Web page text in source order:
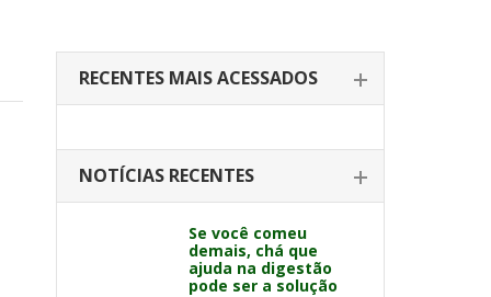
RECENTES MAIS ACESSADOS
NOTÍCIAS RECENTES
Se você comeu
demais, chá que
ajuda na digestão
pode ser a solução